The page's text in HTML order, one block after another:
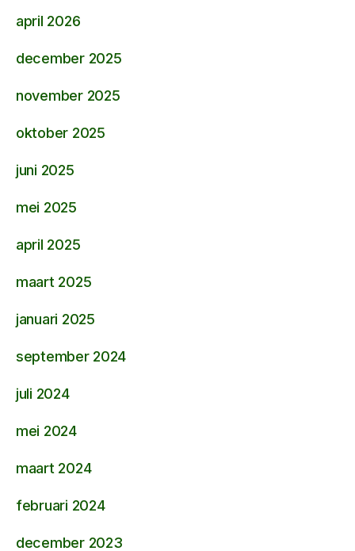
april 2026
december 2025
november 2025
oktober 2025
juni 2025
mei 2025
april 2025
maart 2025
januari 2025
september 2024
juli 2024
mei 2024
maart 2024
februari 2024
december 2023